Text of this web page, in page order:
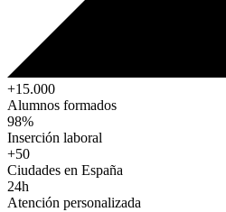
+15.000
Alumnos formados
98%
Inserción laboral
+50
Ciudades en España
24h
Atención personalizada